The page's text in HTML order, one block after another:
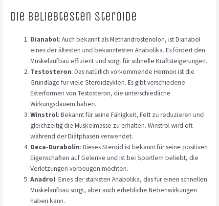
Die beliebtesten Steroide
Dianabol: Auch bekannt als Methandrostenolon, ist Dianabol
eines der ältesten und bekanntesten Anabolika. Es fördert den
Muskelaufbau effizient und sorgt für schnelle Kraftsteigerungen.
Testosteron: Das natürlich vorkommende Hormon ist die
Grundlage für viele Steroidzyklen. Es gibt verschiedene
Esterformen von Testosteron, die unterschiedliche
Wirkungsdauern haben.
Winstrol: Bekannt für seine Fähigkeit, Fett zu reduzieren und
gleichzeitig die Muskelmasse zu erhalten. Winstrol wird oft
während der Diätphasen verwendet.
Deca-Durabolin: Dieses Steroid ist bekannt für seine positiven
Eigenschaften auf Gelenke und ist bei Sportlern beliebt, die
Verletzungen vorbeugen möchten.
Anadrol: Eines der stärksten Anabolika, das für einen schnellen
Muskelaufbau sorgt, aber auch erhebliche Nebenwirkungen
haben kann.